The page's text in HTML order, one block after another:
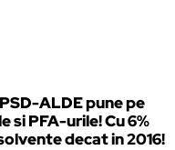
ALDE pune pe
si PFA-urile! Cu 6%
decat in 2016!